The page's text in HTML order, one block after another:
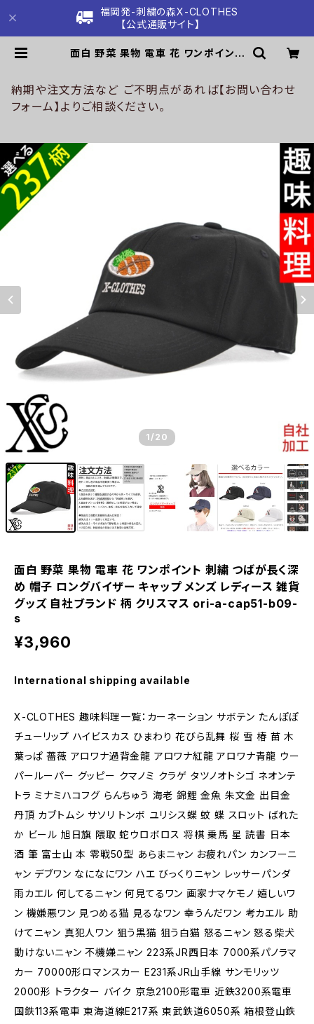
福岡発-刺繍の森X-CLOTHES
【公式通販サイト】
面白 野菜 果物 電車 花 ワンポイント
グッズ 自社ブランド 柄 クリスマス or
i-a-cap51-b09-s | 刺繍の森X-C
LOTHES【公式通販サイト】
納期や注文方法など ご不明点があれば【お問い合わせ
フォーム】よりご相談ください。
1 /20
面白 野菜 果物 電車 花 ワンポイント 刺繍 つばが長く深
め 帽子 ロングバイザー キャップ メンズ レディース 雑貨
グッズ 自社ブランド 柄 クリスマス ori-a-cap51-b09-
s
¥3,960
International shipping available
X-CLOTHES 趣味料理一覧：カーネーション サボテン たんぽぽ
チューリップ ハイビスカス ひまわり 花びら乱舞 桜 雪 椿 苗 木
葉っぱ 薔薇 アロワナ過背金龍 アロワナ紅龍 アロワナ青龍 ウー
パールーパー グッピー クマノミ クラゲ タツノオトシゴ ネオンテ
トラ ミナミハコフグ らんちゅう 海老 錦鯉 金魚 朱文金 出目金
丹頂 カブトムシ サソリ トンボ ユリシス蝶 蚊 蝶 スロット ばれた
か ビール 旭日旗 隈取 蛇ウロボロス 将棋 乗馬 星 読書 日本
酒 筆 富士山 本 零戦50型 あらまニャン お疲れパン カンフーニ
ャン デブワン なになにワン ハエ びっくりニャン レッサーパンダ
雨カエル 何してるニャン 何見てるワン 画家ナマケモノ 嬉しいワ
ン 機嫌悪ワン 見つめる猫 見るなワン 幸うんだワン 考カエル 助
けてニャン 真犯人ワン 狙う黒猫 狙う白猫 怒るニャン 怒る柴犬
動けないニャン 不機嫌ニャン 223系JR西日本 7000系パノラマ
カー 70000形ロマンスカー E231系JR山手線 サンモリッツ
2000形 トラクター バイク 京急2100形電車 近鉄3200系電車
国鉄113系電車 東海道線E217系 東武鉄道6050系 箱根登山鉄